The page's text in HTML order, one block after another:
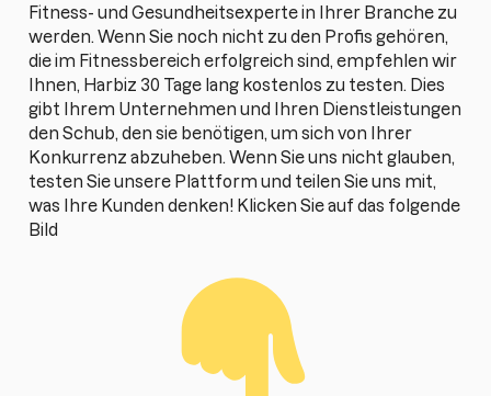
Fitness- und Gesundheitsexperte in Ihrer Branche zu
werden. Wenn Sie noch nicht zu den Profis gehören,
die im Fitnessbereich erfolgreich sind, empfehlen wir
Ihnen, Harbiz 30 Tage lang kostenlos zu testen. Dies
gibt Ihrem Unternehmen und Ihren Dienstleistungen
den Schub, den sie benötigen, um sich von Ihrer
Konkurrenz abzuheben. Wenn Sie uns nicht glauben,
testen Sie unsere Plattform und teilen Sie uns mit,
was Ihre Kunden denken! Klicken Sie auf das folgende
Bild